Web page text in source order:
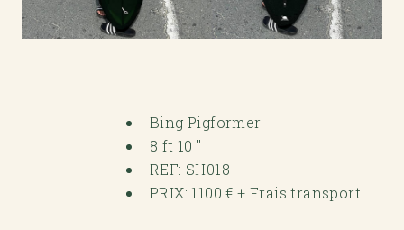
Bing Pigformer
8 ft 10 "
REF: SH018
PRIX: 1100 € + Frais transport